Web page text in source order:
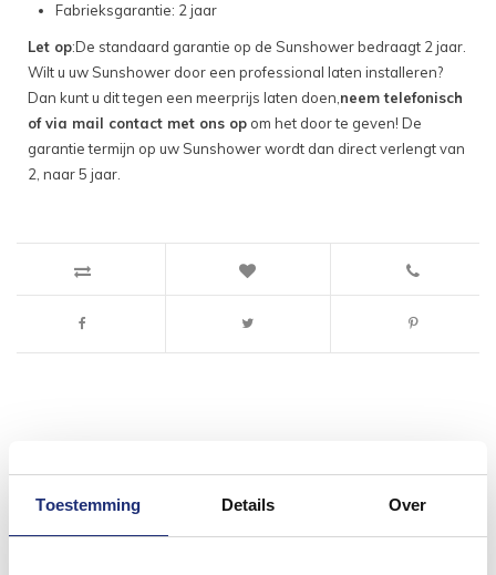
Toestemming Details Over
Fabrieksgarantie: 2 jaar
Let op:De standaard garantie op de Sunshower bedraagt 2 jaar.
Wilt u uw Sunshower door een professional laten installeren?
Dan kunt u dit tegen een meerprijs laten doen,neem telefonisch
of via mail contact met ons op om het door te geven! De
garantie termijn op uw Sunshower wordt dan direct verlengt van
2, naar 5 jaar.
#mijndroombadkamer
Wij geloven in de kracht van delen. Deel jouw
badkamer op Instagram met #mijndroombadkamer